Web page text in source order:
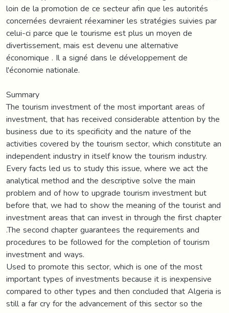
loin de la promotion de ce secteur afin que les autorités
concernées devraient réexaminer les stratégies suivies par
celui-ci parce que le tourisme est plus un moyen de
divertissement, mais est devenu une alternative
économique . Il a signé dans le développement de
l'économie nationale.
Summary
The tourism investment of the most important areas of
investment, that has received considerable attention by the
business due to its specificity and the nature of the
activities covered by the tourism sector, which constitute an
independent industry in itself know the tourism industry.
Every facts led us to study this issue, where we act the
analytical method and the descriptive solve the main
problem and of how to upgrade tourism investment but
before that, we had to show the meaning of the tourist and
investment areas that can invest in through the first chapter
.The second chapter guarantees the requirements and
procedures to be followed for the completion of tourism
investment and ways.
Used to promote this sector, which is one of the most
important types of investments because it is inexpensive
compared to other types and then concluded that Algeria is
still a far cry for the advancement of this sector so the